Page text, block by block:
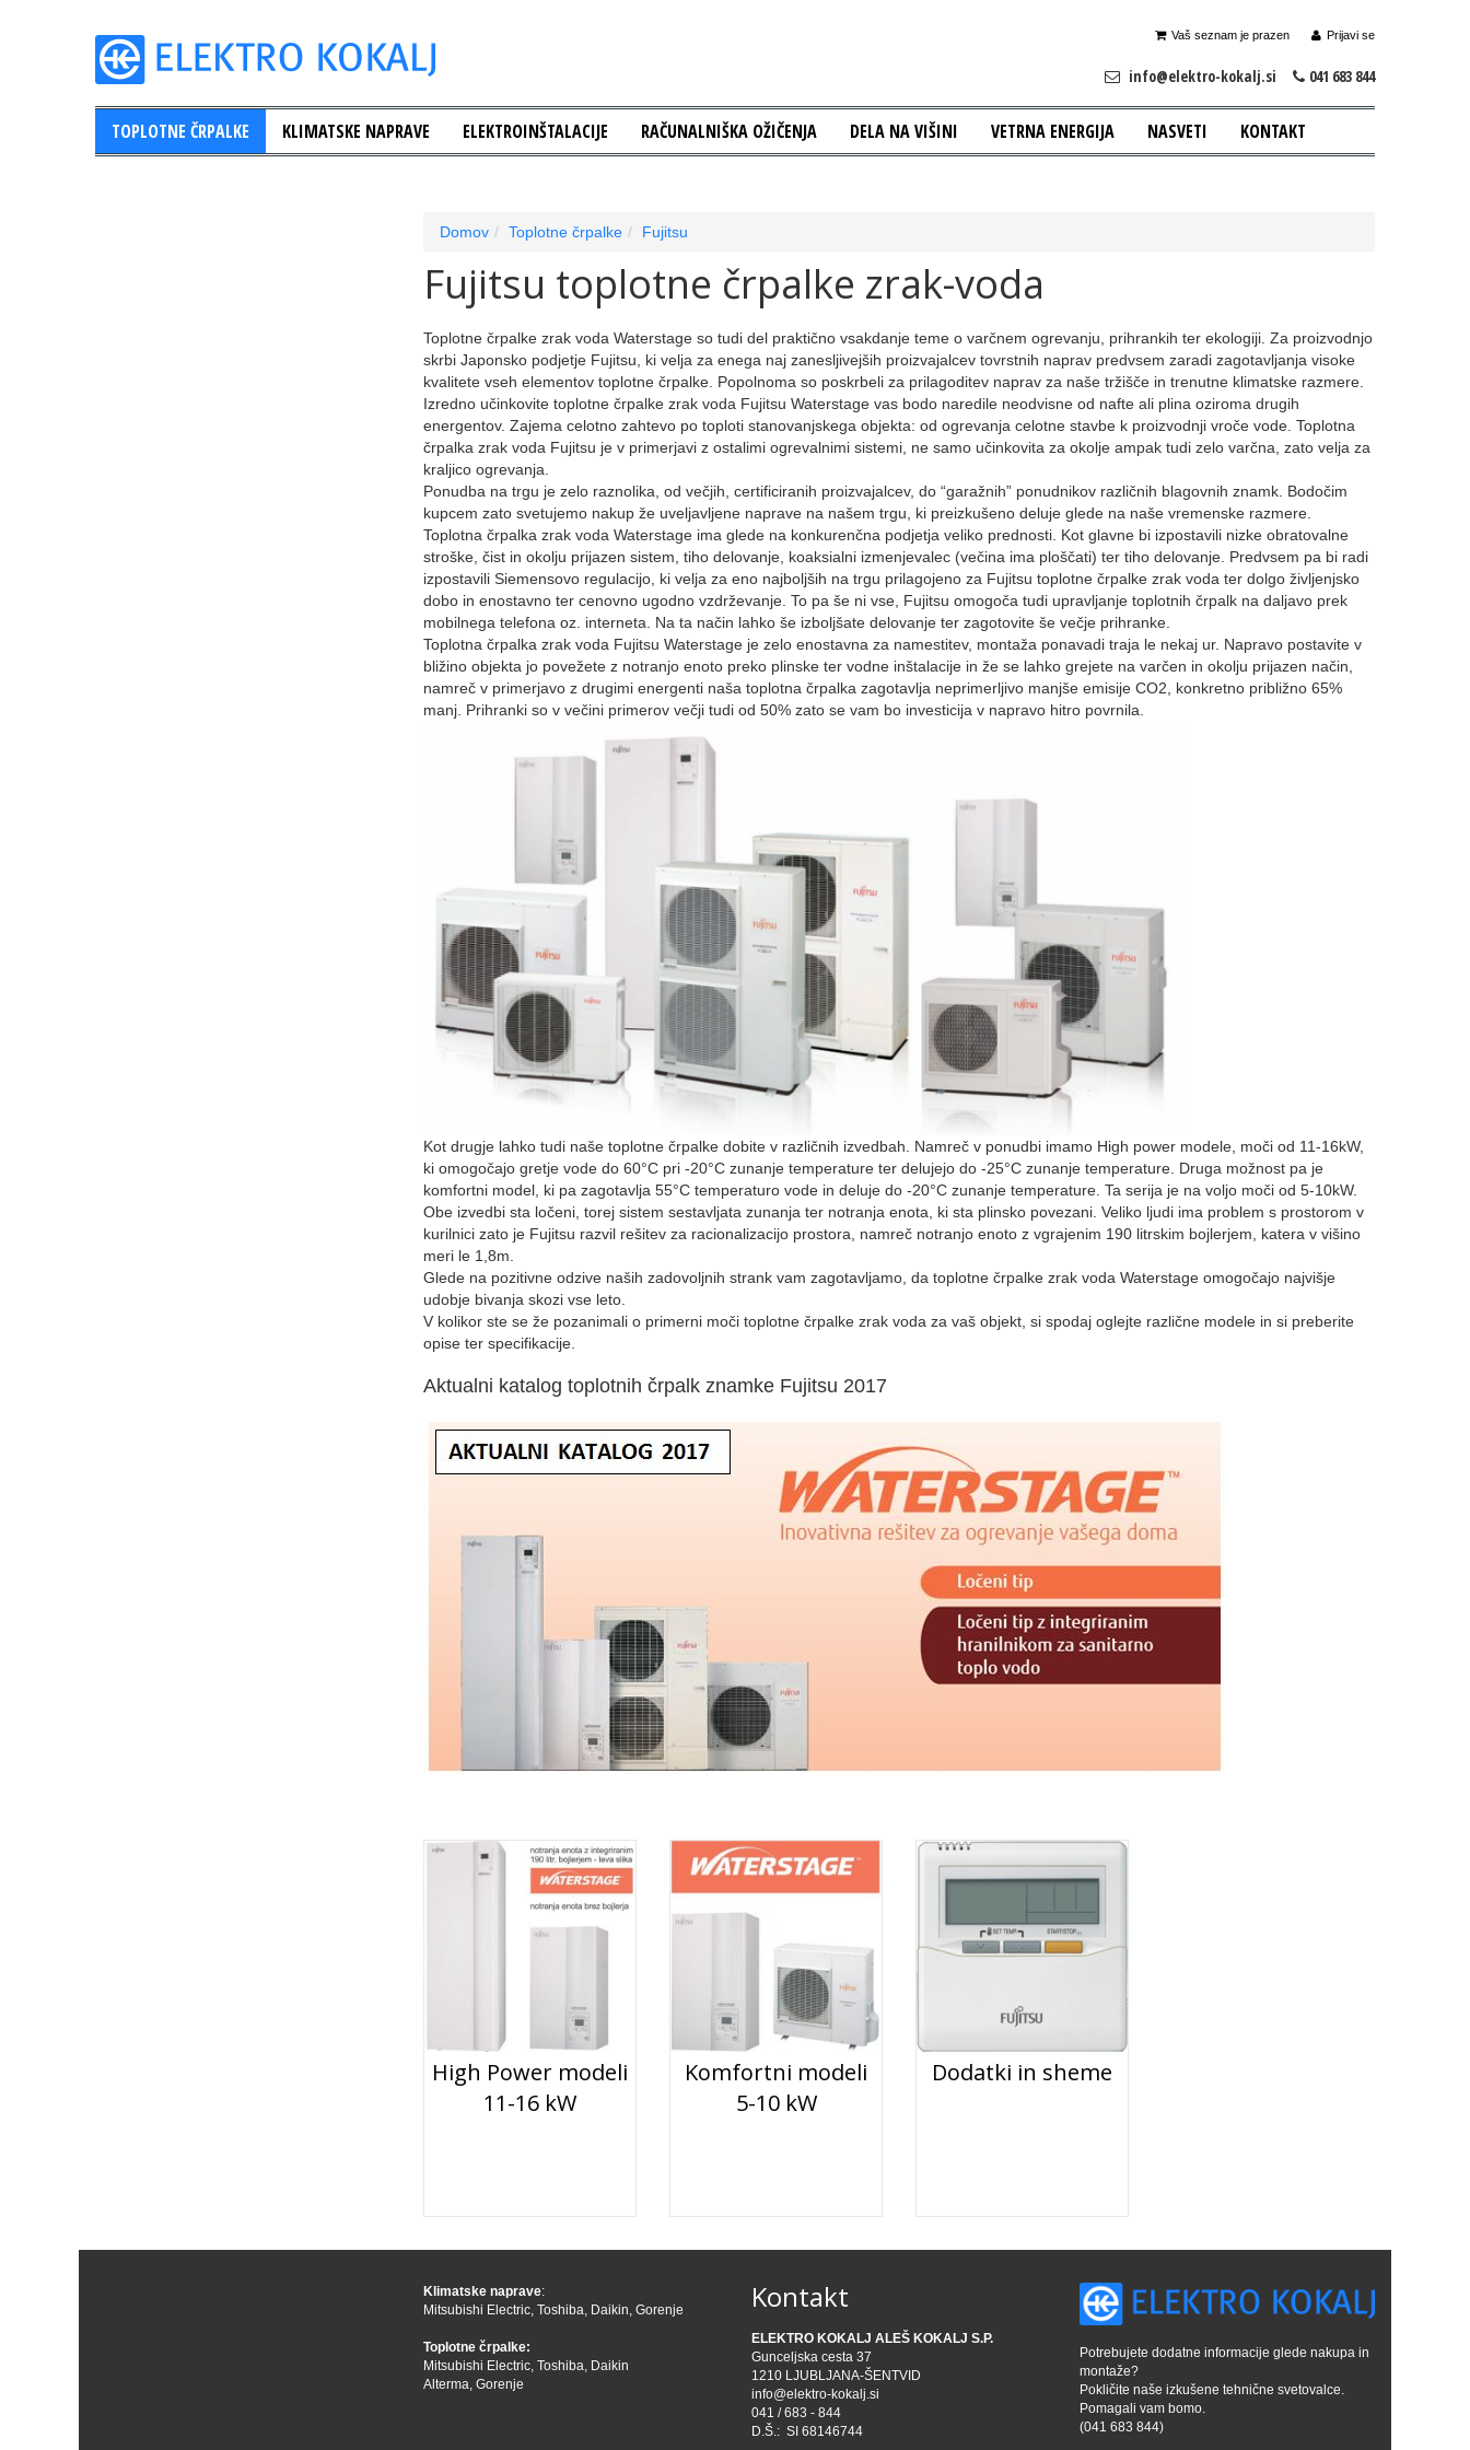
Prijavi se
Vaš seznam je prazen
info@elektro-kokalj.si 041 683 844
TOPLOTNE ČRPALKE KLIMATSKE NAPRAVE ELEKTROINŠTALACIJE RAČUNALNIŠKA OŽIČENJA DELA NA VIŠINI VETRNA ENERGIJA NASVETI KONTAKT
Domov Toplotne črpalke Fujitsu
Fujitsu toplotne črpalke zrak-voda
Toplotne črpalke zrak voda Waterstage so tudi del praktično vsakdanje teme o varčnem ogrevanju, prihrankih ter ekologiji. Za proizvodnjo
skrbi Japonsko podjetje Fujitsu, ki velja za enega naj zanesljivejših proizvajalcev tovrstnih naprav predvsem zaradi zagotavljanja visoke
kvalitete vseh elementov toplotne črpalke. Popolnoma so poskrbeli za prilagoditev naprav za naše tržišče in trenutne klimatske razmere.
Izredno učinkovite toplotne črpalke zrak voda Fujitsu Waterstage vas bodo naredile neodvisne od nafte ali plina oziroma drugih
energentov. Zajema celotno zahtevo po toploti stanovanjskega objekta: od ogrevanja celotne stavbe k proizvodnji vroče vode. Toplotna
črpalka zrak voda Fujitsu je v primerjavi z ostalimi ogrevalnimi sistemi, ne samo učinkovita za okolje ampak tudi zelo varčna, zato velja za
kraljico ogrevanja.
Ponudba na trgu je zelo raznolika, od večjih, certificiranih proizvajalcev, do “garažnih” ponudnikov različnih blagovnih znamk. Bodočim
kupcem zato svetujemo nakup že uveljavljene naprave na našem trgu, ki preizkušeno deluje glede na naše vremenske razmere.
Toplotna črpalka zrak voda Waterstage ima glede na konkurenčna podjetja veliko prednosti. Kot glavne bi izpostavili nizke obratovalne
stroške, čist in okolju prijazen sistem, tiho delovanje, koaksialni izmenjevalec (večina ima ploščati) ter tiho delovanje. Predvsem pa bi radi
izpostavili Siemensovo regulacijo, ki velja za eno najboljših na trgu prilagojeno za Fujitsu toplotne črpalke zrak voda ter dolgo življenjsko
dobo in enostavno ter cenovno ugodno vzdrževanje. To pa še ni vse, Fujitsu omogoča tudi upravljanje toplotnih črpalk na daljavo prek
mobilnega telefona oz. interneta. Na ta način lahko še izboljšate delovanje ter zagotovite še večje prihranke.
Toplotna črpalka zrak voda Fujitsu Waterstage je zelo enostavna za namestitev, montaža ponavadi traja le nekaj ur. Napravo postavite v
bližino objekta jo povežete z notranjo enoto preko plinske ter vodne inštalacije in že se lahko grejete na varčen in okolju prijazen način,
namreč v primerjavo z drugimi energenti naša toplotna črpalka zagotavlja neprimerljivo manjše emisije CO2, konkretno približno 65%
manj. Prihranki so v večini primerov večji tudi od 50% zato se vam bo investicija v napravo hitro povrnila.
Kot drugje lahko tudi naše toplotne črpalke dobite v različnih izvedbah. Namreč v ponudbi imamo High power modele, moči od 11-16kW,
ki omogočajo gretje vode do 60°C pri -20°C zunanje temperature ter delujejo do -25°C zunanje temperature. Druga možnost pa je
komfortni model, ki pa zagotavlja 55°C temperaturo vode in deluje do -20°C zunanje temperature. Ta serija je na voljo moči od 5-10kW.
Obe izvedbi sta ločeni, torej sistem sestavljata zunanja ter notranja enota, ki sta plinsko povezani. Veliko ljudi ima problem s prostorom v
kurilnici zato je Fujitsu razvil rešitev za racionalizacijo prostora, namreč notranjo enoto z vgrajenim 190 litrskim bojlerjem, katera v višino
meri le 1,8m.
Glede na pozitivne odzive naših zadovoljnih strank vam zagotavljamo, da toplotne črpalke zrak voda Waterstage omogočajo najvišje
udobje bivanja skozi vse leto.
V kolikor ste se že pozanimali o primerni moči toplotne črpalke zrak voda za vaš objekt, si spodaj oglejte različne modele in si preberite
opise ter specifikacije.
Aktualni katalog toplotnih črpalk znamke Fujitsu 2017
High Power modeli
11-16 kW
Komfortni modeli
5-10 kW
Dodatki in sheme
Klimatske naprave:
Mitsubishi Electric, Toshiba, Daikin, Gorenje
Toplotne črpalke:
Mitsubishi Electric, Toshiba, Daikin
Alterma, Gorenje
Kontakt
ELEKTRO KOKALJ ALEŠ KOKALJ S.P.
Gunceljska cesta 37
1210 LJUBLJANA-ŠENTVID
info@elektro-kokalj.si
041 / 683 - 844
D.Š.: SI 68146744
Potrebujete dodatne informacije glede nakupa in
montaže?
Pokličite naše izkušene tehnične svetovalce.
Pomagali vam bomo.
(041 683 844)